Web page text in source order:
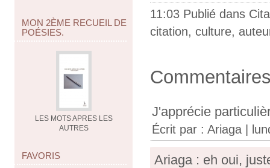
MON 2ÈME RECUEIL DE
POÉSIES.
LES MOTS APRES LES
AUTRES
FAVORIS
11:03 Publié dans
citation, culture,
J'apprécie
Écrit par : Ariaga |
Ariaga : eh oui,